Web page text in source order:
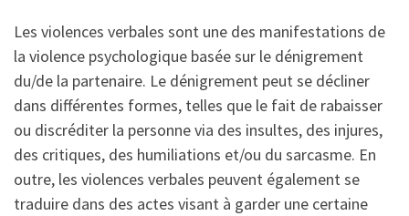
Les violences verbales sont une des manifestations de
la violence psychologique basée sur le dénigrement
du/de la partenaire. Le dénigrement peut se décliner
dans différentes formes, telles que le fait de rabaisser
ou discréditer la personne via des insultes, des injures,
des critiques, des humiliations et/ou du sarcasme. En
outre, les violences verbales peuvent également se
traduire dans des actes visant à garder une certaine